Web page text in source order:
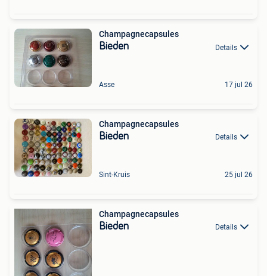
Champagnecapsules
Bieden Details
Asse 17 jul 26
Champagnecapsules
Bieden Details
Sint-Kruis 25 jul 26
Champagnecapsules
Bieden Details